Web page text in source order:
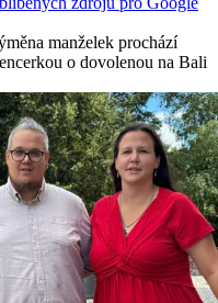
manželek prochází
o dovolenou na Bali